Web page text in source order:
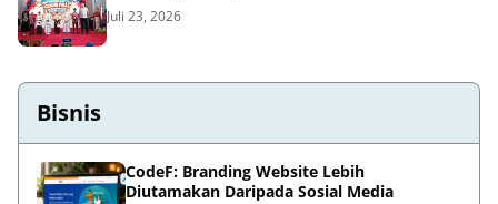
Juli 23, 2026
Bisnis
CodeF: Branding Website Lebih
Diutamakan Daripada Sosial Media